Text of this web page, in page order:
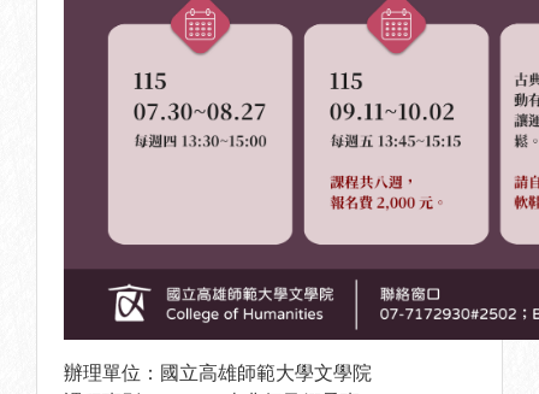
辦理單位：國立高雄師範大學文學院